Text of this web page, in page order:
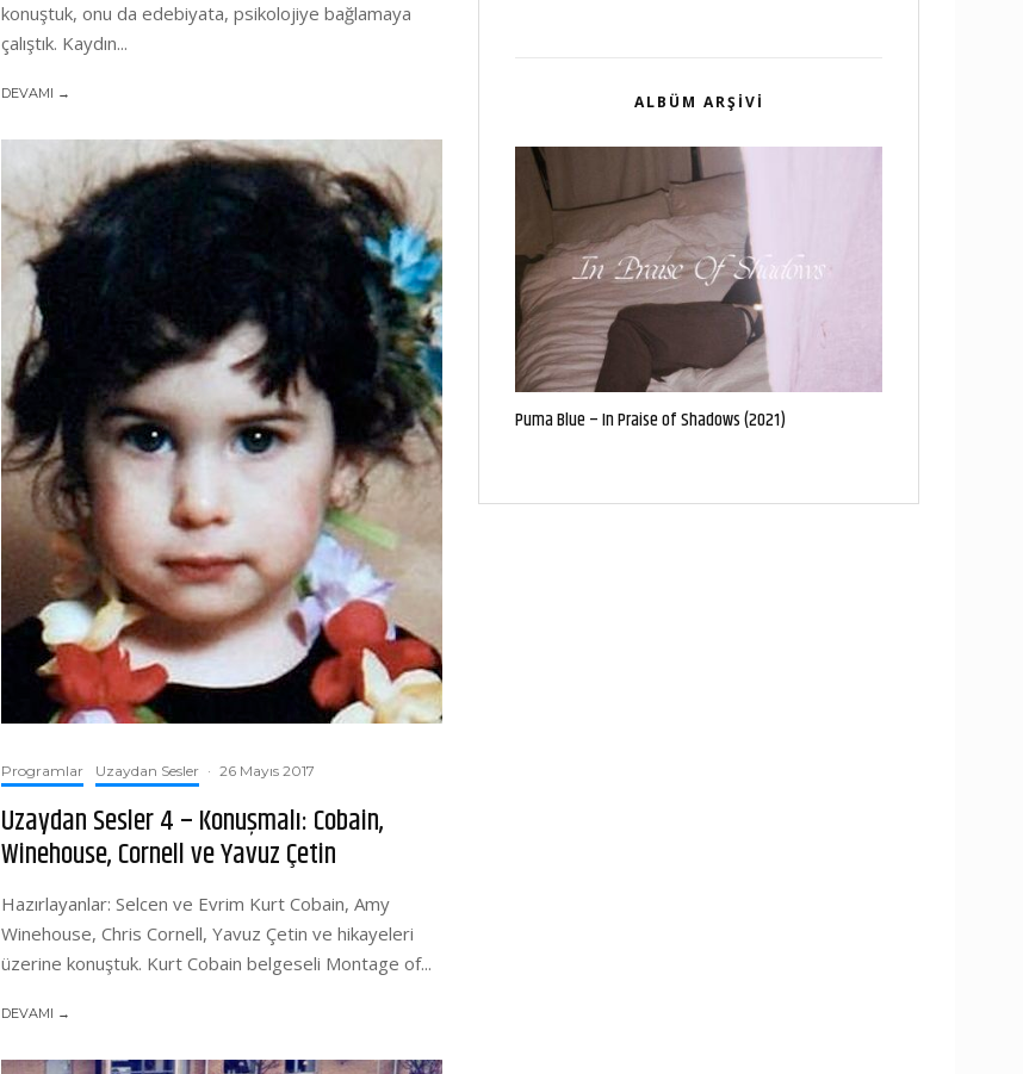
konuştuk, onu da edebiyata, psikolojiye bağlamaya
çalıştık. Kaydın...
DEVAMI →
Programlar Uzaydan Sesler · 26 Mayıs 2017
Uzaydan Sesler 4 – Konuşmalı: Cobain,
Winehouse, Cornell ve Yavuz Çetin
Hazırlayanlar: Selcen ve Evrim Kurt Cobain, Amy
Winehouse, Chris Cornell, Yavuz Çetin ve hikayeleri
üzerine konuştuk. Kurt Cobain belgeseli Montage of...
DEVAMI →
ALBÜM ARŞIVI
Puma Blue – In Praise of Shadows (2021)